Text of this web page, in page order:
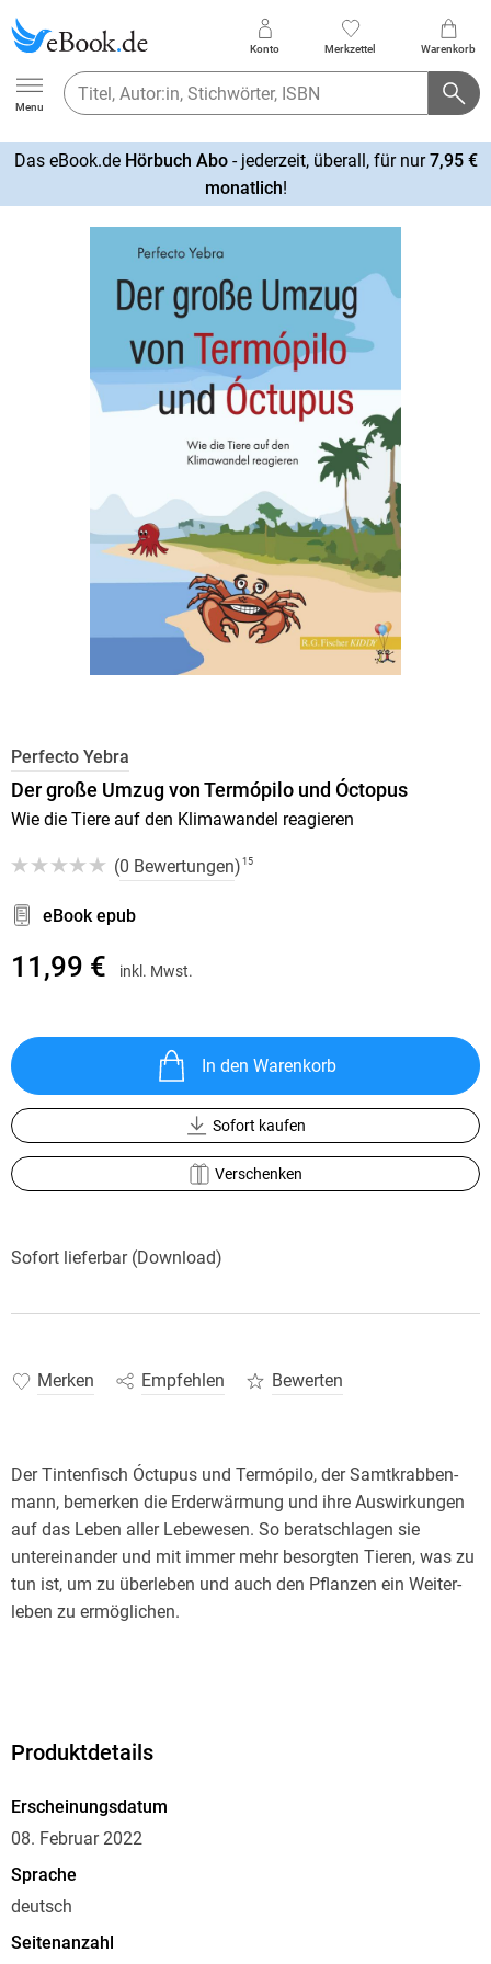
Ebook.de
Menu
Konto Merkzettel Warenkorb
Das eBook.de Hörbuch Abo- jederzeit, überall, für nur7,95 €
monatlich!
Perfecto Yebra
Der große Umzug von Termópilo und Óctopus
Wie die Tiere auf den Klimawandel reagieren
(0 Bewertungen) 15
eBook epub
11,99 € inkl. Mwst.
In den Warenkorb
Sofort kaufen
Verschenken
Sofort lieferbar (Download)
Merken Empfehlen Bewerten
Der Tintenfisch Óctupus und Termópilo, der Samtkrab­ben­
mann, bemerken die Erderwärmung und ihre Auswirkungen
auf das Leben aller Lebewesen. So beratschlagen sie
untereinander und mit immer mehr besorgten Tieren, was zu
tun ist, um zu überleben und auch den Pflanzen ein Weiter­
neuen Lebensraum umziehen müssen. Dieser Weg ist steinig
Solidarität, mit viel Fan­tasie, Organisationstalent und
großem Einsatz zum Erfolg geführt. Denn nur wenn alle
Produktdetails
Erscheinungsdatum
08. Februar 2022
Sprache
deutsch
Seitenanzahl